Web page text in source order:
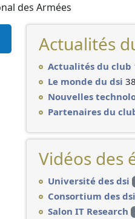
des Armées
Actualités
Actualités du club
Le monde du dsi 38
Nouvelles
Partenaires du
Vidéos des
Université des dsi
Consortium des dsi
Salon IT Research